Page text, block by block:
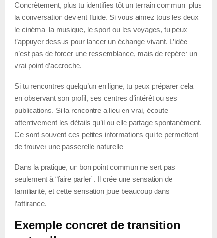
Concrètement, plus tu identifies tôt un terrain commun, plus
la conversation devient fluide. Si vous aimez tous les deux
le cinéma, la musique, le sport ou les voyages, tu peux
t’appuyer dessus pour lancer un échange vivant. L’idée
n’est pas de forcer une ressemblance, mais de repérer un
vrai point d’accroche.
Si tu rencontres quelqu’un en ligne, tu peux préparer cela
en observant son profil, ses centres d’intérêt ou ses
publications. Si la rencontre a lieu en vrai, écoute
attentivement les détails qu’il ou elle partage spontanément.
Ce sont souvent ces petites informations qui te permettent
de trouver une passerelle naturelle.
Dans la pratique, un bon point commun ne sert pas
seulement à “faire parler”. Il crée une sensation de
familiarité, et cette sensation joue beaucoup dans
l’attirance.
Exemple concret de transition